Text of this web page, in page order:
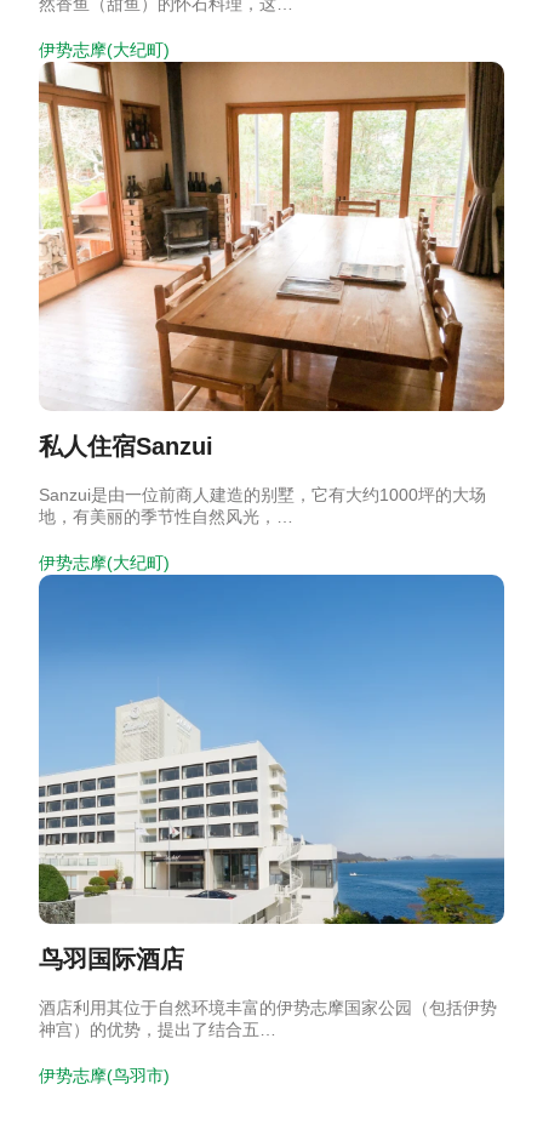
伊势志摩(大纪町)
私人住宿Sanzui
Sanzui是由一位前商人建造的别墅，它有大约1000坪的大场
地，有美丽的季节性自然风光，…
伊势志摩(大纪町)
鸟羽国际酒店
酒店利用其位于自然环境丰富的伊势志摩国家公园（包括伊势
神宫）的优势，提出了结合五…
伊势志摩(鸟羽市)